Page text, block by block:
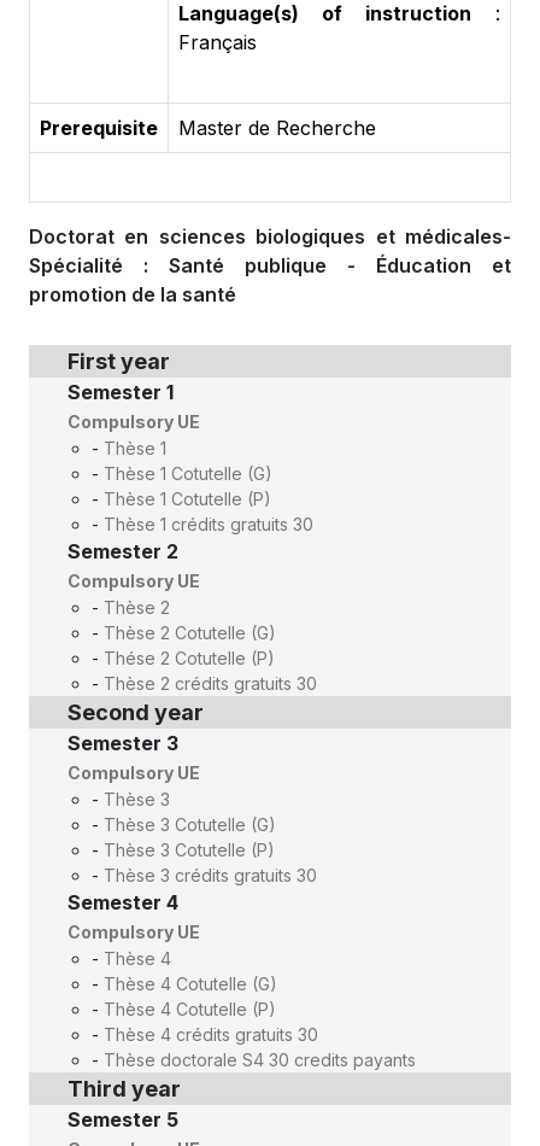
Language(s) of instruction :
Français
Prerequisite Master de Recherche
Doctorat en sciences biologiques et médicales-
Spécialité : Santé publique - Éducation et
promotion de la santé
First year
Semester 1
Compulsory UE
- Thèse 1
- Thèse 1 Cotutelle (G)
- Thèse 1 Cotutelle (P)
- Thèse 1 crédits gratuits 30
Semester 2
Compulsory UE
- Thèse 2
- Thèse 2 Cotutelle (G)
- Thése 2 Cotutelle (P)
- Thèse 2 crédits gratuits 30
Second year
Semester 3
Compulsory UE
- Thèse 3
- Thèse 3 Cotutelle (G)
- Thèse 3 Cotutelle (P)
- Thèse 3 crédits gratuits 30
Semester 4
Compulsory UE
- Thèse 4
- Thèse 4 Cotutelle (G)
- Thèse 4 Cotutelle (P)
- Thèse 4 crédits gratuits 30
- Thèse doctorale S4 30 credits payants
Third year
Semester 5